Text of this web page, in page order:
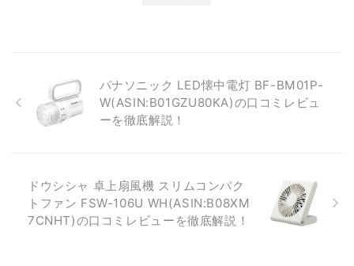
パナソニック LED懐中電灯 BF-BM01P-
W(ASIN:B01GZU80KA)の口コミレビュ
ーを徹底解説！
ドウシシャ 卓上扇風機 スリムコンパク
トファン FSW-106U WH(ASIN:B08XM
7CNHT)の口コミレビューを徹底解説！